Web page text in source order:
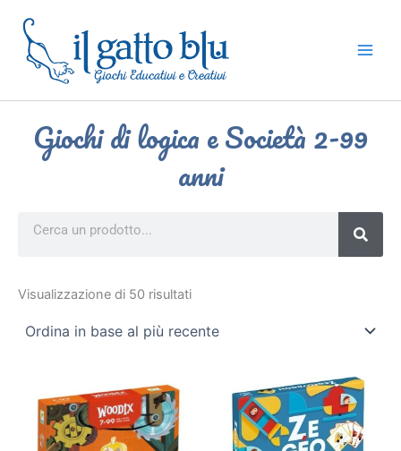
contenuto
Giochi di logica e Società 2-99
anni
Visualizzazione di 50 risultatiin
più